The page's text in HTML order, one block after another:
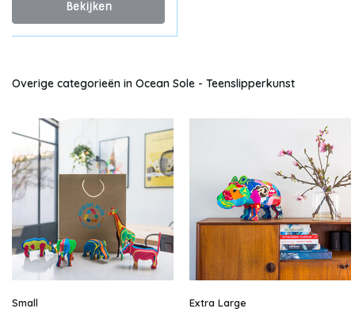
Bekijken
Overige categorieën in Ocean Sole - Teenslipperkunst
Small Extra Large